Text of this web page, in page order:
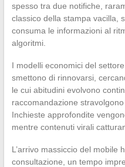
spesso tra due notifiche,
classico della stampa vacilla,
consuma le informazioni al
algoritmi.
I modelli economici del
smettono di rinnovarsi,
le cui abitudini evolvono
raccomandazione
Inchieste approfondite
mentre contenuti virali
L’arrivo massiccio del mobile
consultazione, un tempo